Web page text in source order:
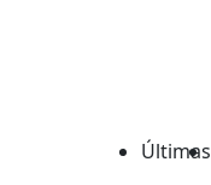
Últimas